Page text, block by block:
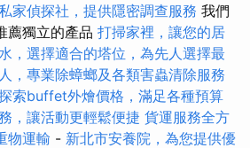
家偵探社，提供隱密調查服務 我們
薦獨立的產品 打掃家裡，讓您的居
，選擇適合的塔位，為先人選擇最
，專業除蟑螂及各類害蟲清除服務
索buffet外燴價格，滿足各種預算
，讓活動更輕鬆便捷 貨運服務全方
物運輸 - 新北市安養院，為您提供優